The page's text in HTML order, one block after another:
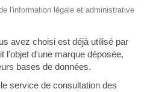
l'information légale et administrative
avez choisi est déjà utilisé par
l'objet d'une marque déposée,
bases de données.
service de consultation des